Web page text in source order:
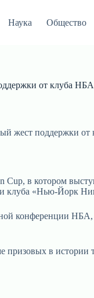
Наука Общество
от клуба НБА
жест поддержки от
в котором
«Нью-Йорк
конференции
в